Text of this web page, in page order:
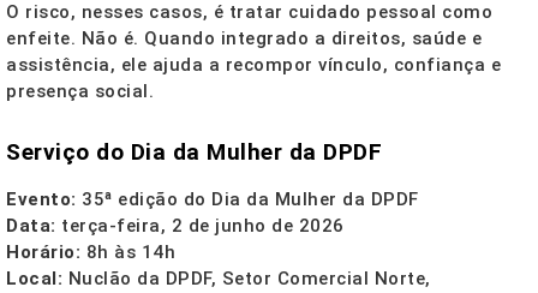
O risco, nesses casos, é tratar cuidado pessoal como
enfeite. Não é. Quando integrado a direitos, saúde e
assistência, ele ajuda a recompor vínculo, confiança e
presença social.
Serviço do Dia da Mulher da DPDF
Evento: 35ª edição do Dia da Mulher da DPDF
Data: terça-feira, 2 de junho de 2026
Horário: 8h às 14h
Local: Nuclão da DPDF, Setor Comercial Norte,